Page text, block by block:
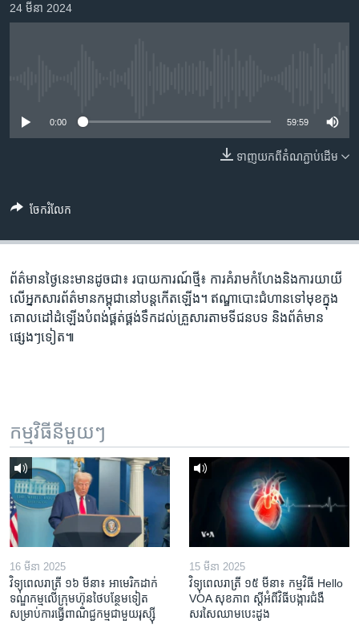
និង​
រំលង​
កាន់​
ស្វែង​
ទូរទស្សន៍ / វីដេអូ​
24 មីនា 2024
0:00 59:59
ទាញ​យក​ពី​តំណភ្ជាប់​ដើម
ចែករំលែក
ព័ត៌មាន​ថ្ងៃនេះ​មានដូចជា៖ របាយការណ៍​ថ្មី​៖ ការ​គំរាម​កំហែង​និង​ការ​យាយី​
លើ​អ្នក​សារព័ត៌មាន​កម្ពុជា​នៅ​​បន្ត​កើត​ឡើង។ ឥណ្ឌា​បោះជំហាន​ទៅ​មុខ​ក្នុង​
គោលដៅ​ដំឡើង​បំពង់​ផ្គត់ផ្គង់​ទឹកដល់​គ្រួសារ​តាម​ទី​ជនបទ និង​ព័ត៌មាន​
ផ្សេងៗទៀត៕
កម្មវិធី​នីមួយៗ
16 មីនា 2025
វិទ្យុពេលរាត្រី ១៦ មីនា៖ អាមេរិក​ដាក់​
ទណ្ឌកម្ម​លើ​ក្រុមហ៊ុន​ថៃ​បន្ថែម​ទៀត​
សម្រាប់​ការ​ធ្វើ​ពាណិជ្ជកម្ម​ជាមួយ​រុស្ស៊ី
15 មីនា 2025
វិទ្យុពេលរាត្រី ១៥ មីនា៖ កម្មវិធី ​Hello
VOA សុខភាព ស្ដី​អំពី​វិធី​បង្ការ​ជំងឺ​
សរសៃ​ឈាម​បេះដូង